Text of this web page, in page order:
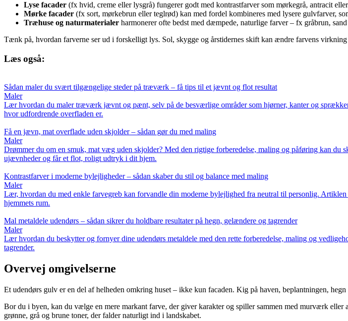
Lyse facader (fx hvid, creme eller lysgrå) fungerer godt med kontrastfarver som mørkegrå, antracit
Mørke facader (fx sort, mørkebrun eller teglrød) kan med fordel kombineres med lysere gulvfarver,
Træhuse og naturmaterialer harmonerer ofte bedst med dæmpede, naturlige farver – fx gråbrun,
Tænk på, hvordan farverne ser ud i forskelligt lys. Sol, skygge og årstidernes skift kan ændre farvens virkning
Læs også:
Sådan maler du svært tilgængelige steder på træværk – få tips til et jævnt og flot resultat
Maler
Lær hvordan du maler træværk jævnt og pænt, selv på de besværlige områder som hjørner, kanter og
hvor udfordrende overfladen er.
Få en jævn, mat overflade uden skjolder – sådan gør du med maling
Maler
Drømmer du om en smuk, mat væg uden skjolder? Med den rigtige forberedelse, maling og påføring kan
ujævnheder og får et flot, roligt udtryk i dit hjem.
Kontrastfarver i moderne bylejligheder – sådan skaber du stil og balance med maling
Maler
Lær, hvordan du med enkle farvegreb kan forvandle din moderne bylejlighed fra neutral til personlig.
hjemmets rum.
Mal metaldele udendørs – sådan sikrer du holdbare resultater på hegn, gelændere og tagrender
Maler
Lær hvordan du beskytter og fornyer dine udendørs metaldele med den rette forberedelse, maling og
tagrender.
Overvej omgivelserne
Et udendørs gulv er en del af helheden omkring huset – ikke kun facaden. Kig på haven, beplantningen,
Bor du i byen, kan du vælge en mere markant farve, der giver karakter og spiller sammen med murværk eller
grønne, grå og brune toner, der falder naturligt ind i landskabet.